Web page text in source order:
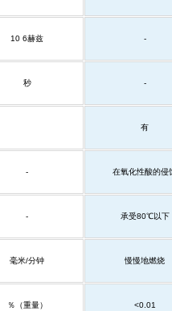
10 6赫兹 -
秒 -
有
- 在氧化性酸的侵
- 承受80℃以下
毫米/分钟 慢慢地燃烧
％（重量） <0.01